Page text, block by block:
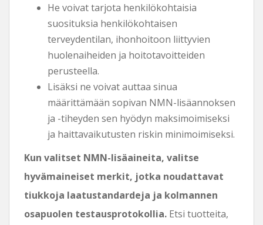
He voivat tarjota henkilökohtaisia ​​
suosituksia henkilökohtaisen
terveydentilan, ihonhoitoon liittyvien
huolenaiheiden ja hoitotavoitteiden
perusteella.
Lisäksi ne voivat auttaa sinua
määrittämään sopivan NMN-lisäannoksen
ja -tiheyden sen hyödyn maksimoimiseksi
ja haittavaikutusten riskin minimoimiseksi.
Kun valitset NMN-lisäaineita, valitse
hyvämaineiset merkit, jotka noudattavat
tiukkoja laatustandardeja ja kolmannen
osapuolen testausprotokollia. Etsi tuotteita,